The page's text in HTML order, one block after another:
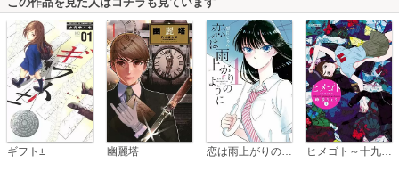
ギフト± 幽麗塔 ヒメゴト～十九歳の制服～